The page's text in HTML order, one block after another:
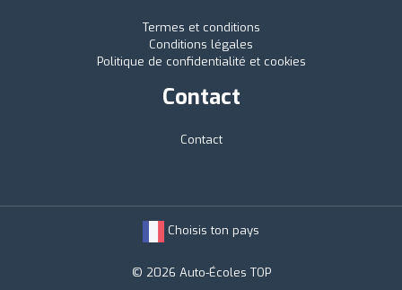
Termes et conditions
Conditions légales
Politique de confidentialité et cookies
Contact
Contact
Choisis ton pays
© 2026 Auto-Écoles TOP